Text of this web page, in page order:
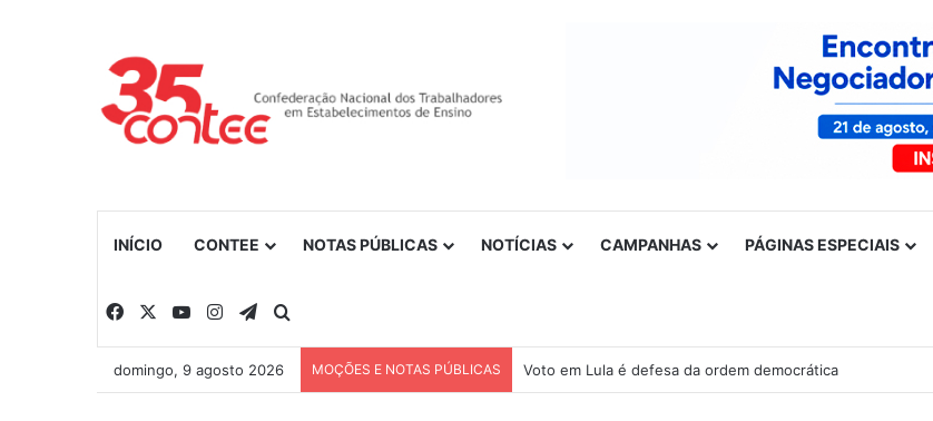
INÍCIO CONTEE NOTAS PÚBLICAS NOTÍCIAS CAMPANHAS PÁGINAS ESPECIAIS
Facebook YouTubeInstagramTelegram
domingo, 9 agosto 2026 MOÇÕES E NOTAS PÚBLICAS Voto em Lula é defesa da ordem democrática